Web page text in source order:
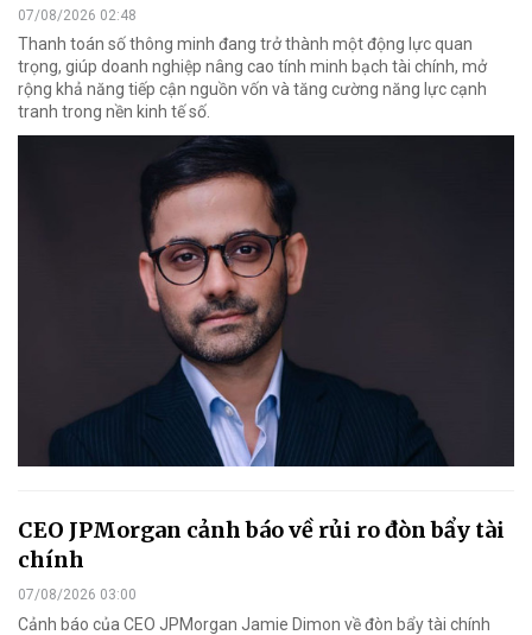
07/08/2026 02:48
Thanh toán số thông minh đang trở thành một động lực quan
trọng, giúp doanh nghiệp nâng cao tính minh bạch tài chính, mở
rộng khả năng tiếp cận nguồn vốn và tăng cường năng lực cạnh
tranh trong nền kinh tế số.
CEO JPMorgan cảnh báo về rủi ro đòn bẩy tài
chính
07/08/2026 03:00
Cảnh báo của CEO JPMorgan Jamie Dimon về đòn bẩy tài chính